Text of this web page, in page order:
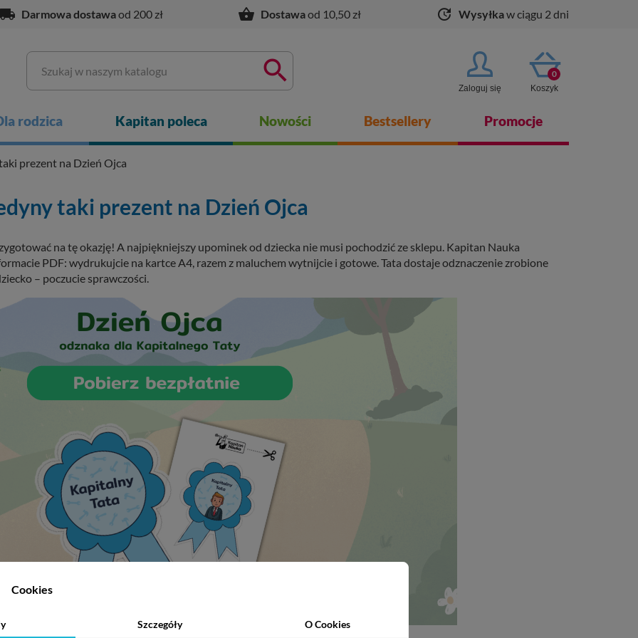
Darmowa dostawaod 200 zł shopping_basket Dostawaod 10,50 zł update Wysyłkaw ciągu 2 dni

Zaloguj się
0
Koszyk
rodzica Kapitan poleca Nowości Bestsellery Promocje
prezent na Dzień Ojca
taki prezent na Dzień Ojca
na tę okazję! A najpiękniejszy upominek od dziecka nie musi pochodzić ze sklepu. Kapitan Nauka
PDF: wydrukujcie na kartce A4, razem z maluchem wytnijcie i gotowe. Tata dostaje odznaczenie zrobione
– poczucie sprawczości.
Cookies
Szczegóły O Cookies